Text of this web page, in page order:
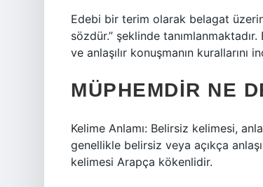
Edebi bir terim olarak belagat
sözdür.” şeklinde
ve anlaşılır konuşmanın kurallarını
MÜPHEMDIR NE
Kelime Anlamı: Belirsiz kelimesi,
genellikle belirsiz veya açıkça
kelimesi Arapça kökenlidir.